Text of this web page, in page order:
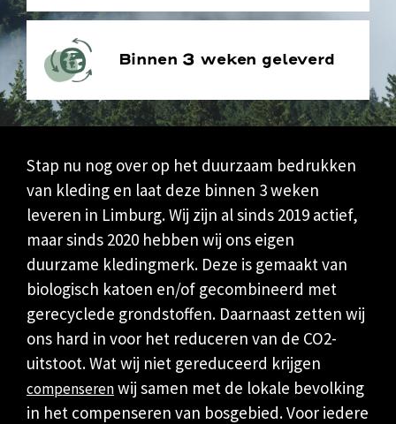
Stap nu nog over op het duurzaam bedrukken
van kleding en laat deze binnen 3 weken
leveren in Limburg. Wij zijn al sinds 2019 actief,
maar sinds 2020 hebben wij ons eigen
duurzame kledingmerk. Deze is gemaakt van
biologisch katoen en/of gecombineerd met
gerecyclede grondstoffen. Daarnaast zetten wij
ons hard in voor het reduceren van de CO2-
uitstoot. Wat wij niet gereduceerd krijgen
compenserenwij samen met de lokale bevolking
in het compenseren van bosgebied. Voor iedere
Binnen 3 weken geleverd